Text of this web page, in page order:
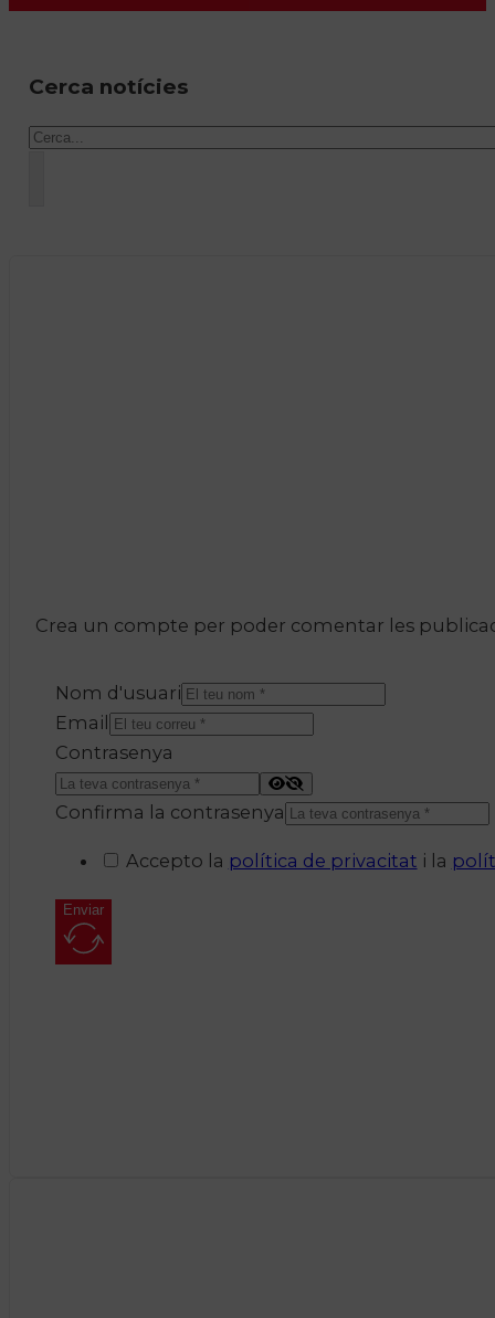
Cerca notícies
Cercar
Crea un compte per poder comentar les
Nom d'usuari
Email
Contrasenya
Confirma la contrasenya
Accepto la política de privacitat i la
Enviar